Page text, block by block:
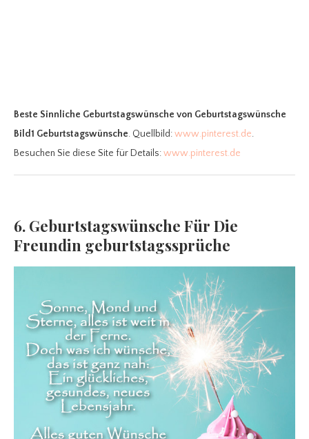
Beste Sinnliche Geburtstagswünsche von Geburtstagswünsche
Bild1 Geburtstagswünsche. Quellbild:www.pinterest.de.
Besuchen Sie diese Site für Details:www.pinterest.de
6. Geburtstagswünsche Für Die
Freundin geburtstagssprüche